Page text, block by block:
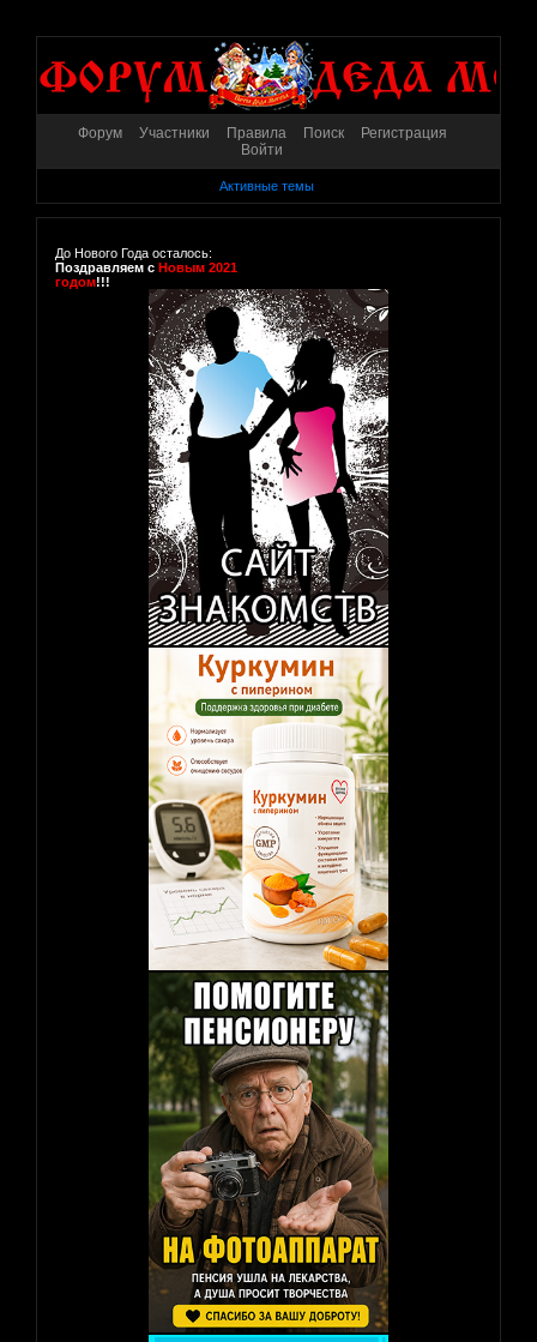
Форум Участники Правила Поиск
Регистрация
Войти
Активные темы
До Нового Года осталось:
Поздравляем с Новым 2021
годом!!!